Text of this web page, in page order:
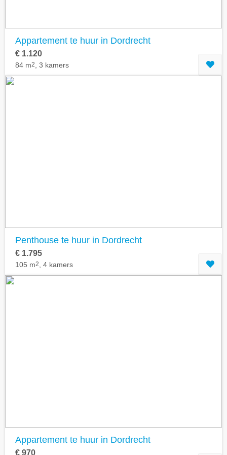
Appartement te huur in Dordrecht
€ 1.120
84 m2 , 3 kamers
Penthouse te huur in Dordrecht
€ 1.795
105 m2 , 4 kamers
Appartement te huur in Dordrecht
€ 970